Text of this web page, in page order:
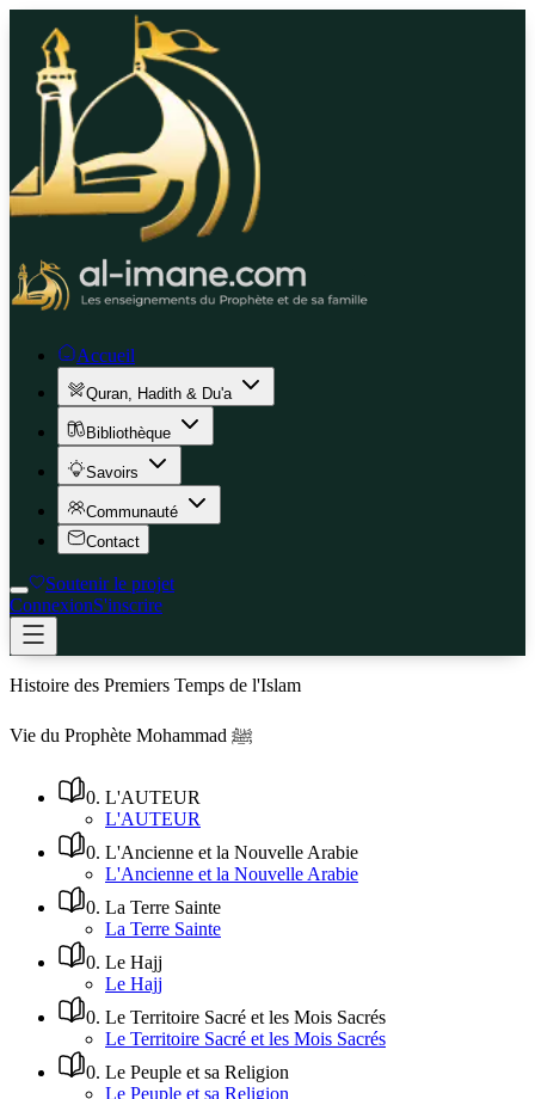
Accueil
Quran, Hadith & Du'a
Bibliothèque
Savoirs
Communauté
Contact
Soutenir le projet
ConnexionS'inscrire
Histoire des Premiers Temps de l'Islam
Vie du Prophète Mohammad ﷺ
0. L'AUTEUR
L'AUTEUR
0. L'Ancienne et la Nouvelle Arabie
L'Ancienne et la Nouvelle Arabie
0. La Terre Sainte
La Terre Sainte
0. Le Hajj
Le Hajj
0. Le Territoire Sacré et les Mois Sacrés
Le Territoire Sacré et les Mois Sacrés
0. Le Peuple et sa Religion
Le Peuple et sa Religion